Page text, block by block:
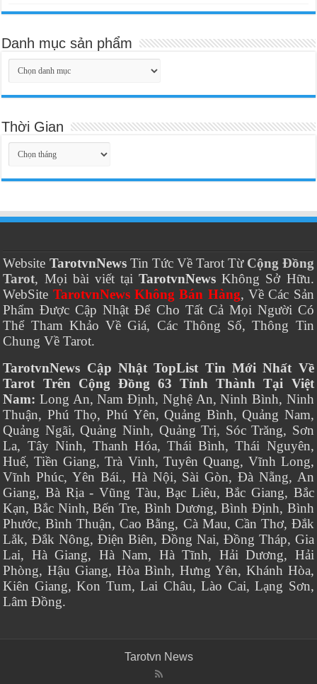
Danh mục sản phẩm
Thời Gian
Thời
Gian
Website TarotvnNewsTin Tức Về Tarot Từ Cộng Đồng
Tarot, Mọi bài viết tạiTarotvnNews Không Sở Hữu.
WebSite TarotvnNews Không Bán Hàng, Về Các Sản
Phẩm Được Cập Nhật Để Cho Tất Cả Mọi Người Có
Thể Tham Khảo Về Giá, Các Thông Số, Thông Tin
Chung Về Tarot.
TarotvnNews Cập Nhật TopList Tin Mới Nhất Về
Tarot Trên Cộng Đồng 63 Tỉnh Thành Tại Việt
Nam: Long An, Nam Định, Nghệ An, Ninh Bình, Ninh
Thuận, Phú Thọ, Phú Yên, Quảng Bình, Quảng Nam,
Quảng Ngãi, Quảng Ninh, Quảng Trị, Sóc Trăng, Sơn
La, Tây Ninh, Thanh Hóa, Thái Bình, Thái Nguyên,
Huế, Tiền Giang, Trà Vinh, Tuyên Quang, Vĩnh Long,
Vĩnh Phúc, Yên Bái., Hà Nội, Sài Gòn, Đà Nẵng, An
Giang, Bà Rịa - Vũng Tàu, Bạc Liêu, Bắc Giang, Bắc
Kạn, Bắc Ninh, Bến Tre, Bình Dương, Bình Định, Bình
Phước, Bình Thuận, Cao Bằng, Cà Mau, Cần Thơ, Đắk
Lắk, Đắk Nông, Điện Biên, Đồng Nai, Đồng Tháp, Gia
Lai, Hà Giang, Hà Nam, Hà Tĩnh, Hải Dương, Hải
Phòng, Hậu Giang, Hòa Bình, Hưng Yên, Khánh Hòa,
Kiên Giang, Kon Tum, Lai Châu, Lào Cai, Lạng Sơn,
Lâm Đồng.
Tarotvn News